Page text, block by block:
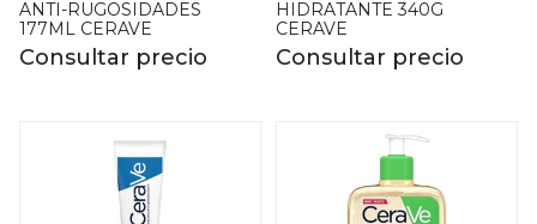
ANTI-RUGOSIDADES
177ML CERAVE
Consultar precio
HIDRATANTE 340G
CERAVE
Consultar precio